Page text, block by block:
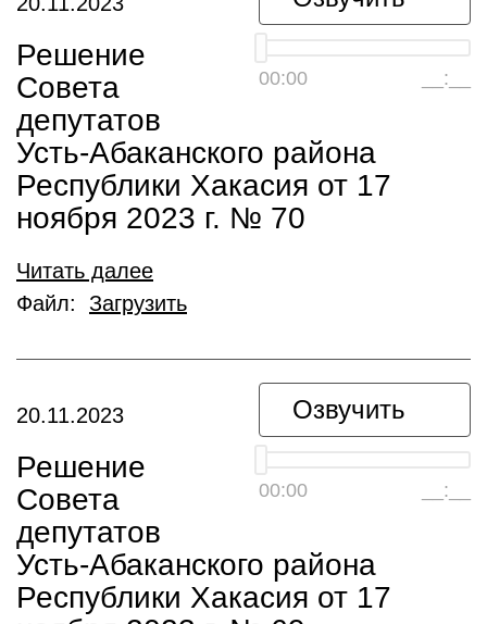
00:00 __:__
Решение
Совета
депутатов
Усть-Абаканского района
Республики Хакасия от 17
ноября 2023 г. № 70
Читать далее
Файл: Загрузить
Озвучить
00:00 __:__
20.11.2023
Решение
Совета
депутатов
Усть-Абаканского района
Республики Хакасия от 17